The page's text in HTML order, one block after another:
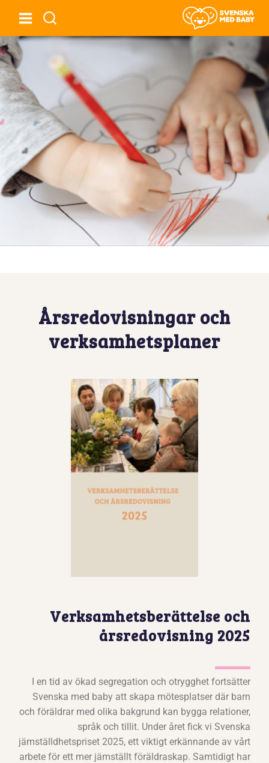
Årsredovisningar och
verksamhetsplaner
Verksamhetsberättelse och
årsredovisning 2025
I en tid av ökad segregation och otrygghet fortsätter
Svenska med baby att skapa mötesplatser där barn
och föräldrar med olika bakgrund kan bygga relationer,
språk och tillit. Under året fick vi Svenska
jämställdhetspriset 2025, ett viktigt erkännande av vårt
arbete för ett mer jämställt föräldraskap. Samtidigt har